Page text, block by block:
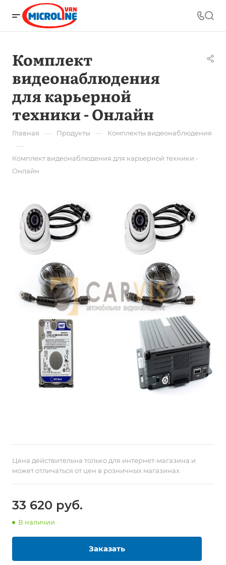
Комплект
видеонаблюдения
для карьерной
техники - Онлайн
Главная — Продукты — Комплекты видеонаблюдения
—
Комплект видеонаблюдения для карьерной техники -
Онлайн
Цена действительна только для интернет-магазина и
может отличаться от цен в розничных магазинах
33 620 руб.
В наличии
Заказать